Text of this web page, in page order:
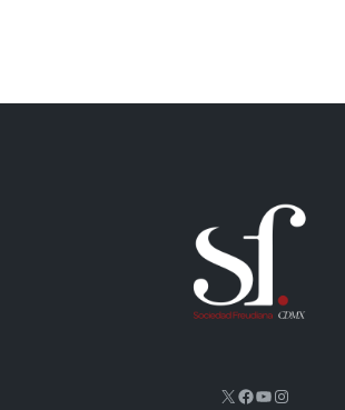
X Facebook
YouTube
Instagram